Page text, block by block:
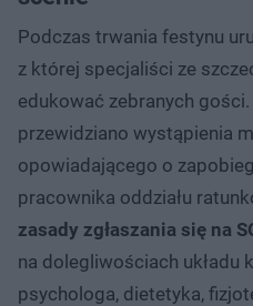
Podczas trwania festynu
z której specjaliści ze
edukować zebranych
przewidziano wystąpienia
opowiadającego o
pracownika oddziału
zasady zgłaszania się na
na dolegliwościach układu
psychologa, dietetyka,